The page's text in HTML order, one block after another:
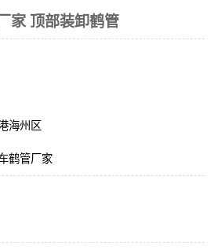
家 顶部装卸鹤管
海州区
鹤管厂家